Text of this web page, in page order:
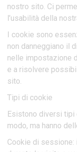
nostro sito. Ci
l’usabilità della
I cookie sono
non danneggiano il
nelle impostazione
e a risolvere
sito.
Tipi di cookie
Esistono diversi tipi
modo, ma hanno
Cookie di